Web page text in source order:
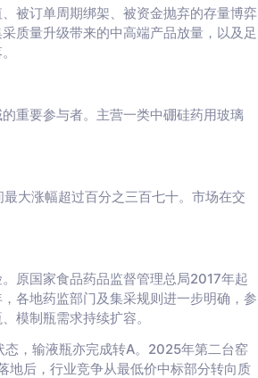
被订单周期绑架、被资金抛弃的存量博弈
质量升级带来的中高端产品放量，以及足
重要参与者。主营一类中硼硅药用玻璃
大涨幅超过百分之三百七十。市场在交
原国家食品药品监督管理总局2017年起
各地药监部门及集采规则进一步明确，参
模制瓶需求持续扩容。
，输液瓶亦完成转A。2025年第二台窑
后，行业竞争从最低价中标部分转向质